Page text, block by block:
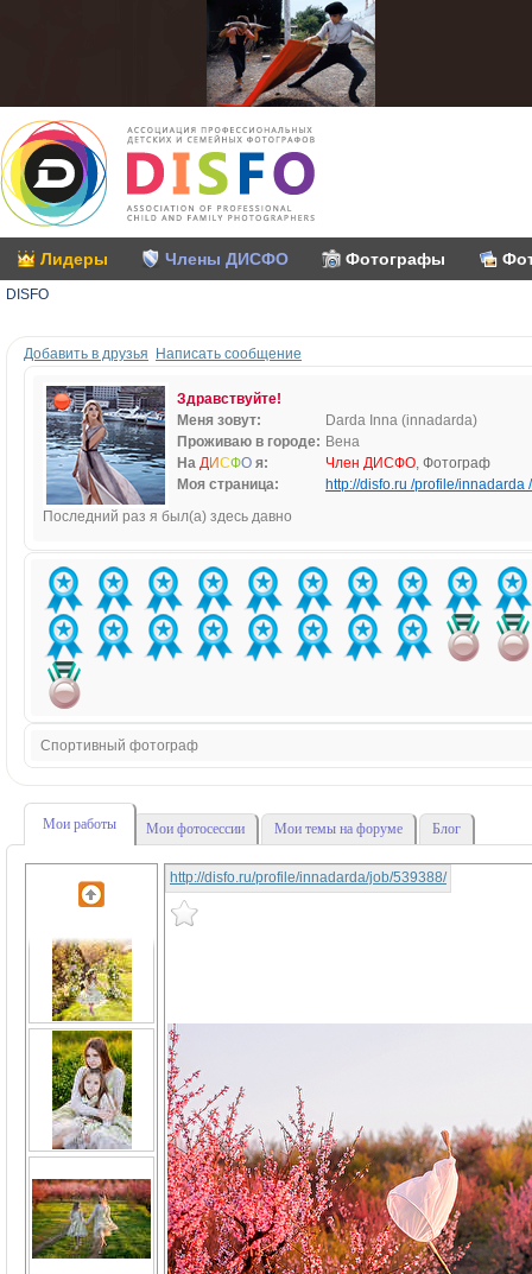
Лидеры Члены ДИСФО Фотографы
DISFO
Добавить в друзья Написать сообщение
Здравствуйте!
Меня зовут:
Darda Inna (innadarda)
Проживаю в городе: Вена
На ДИСФО я: Член ДИСФО, Фотограф
Моя страница:
http://disfo.ru /profile/innadarda /
Последний раз я был(а) здесь давно
Спортивный фотограф
Мои работы Мои фотосессии Мои темы на форуме Блог
http://disfo.ru/profile/innadarda/job/539388/